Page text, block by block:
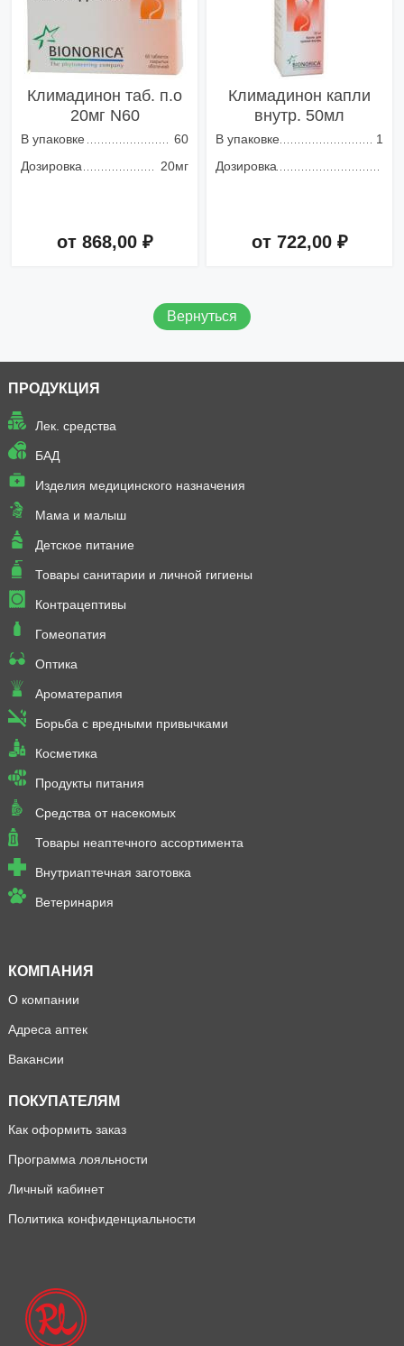
Климадинон таб. п.о
20мг N60
В упаковке
60
Дозировка
20мг
от 868,00 ₽
Климадинон капли
внутр. 50мл
В упаковке
1
Дозировка
от 722,00 ₽
Вернуться
ПРОДУКЦИЯ
Лек. средства
БАД
Изделия медицинского назначения
Мама и малыш
Детское питание
Товары санитарии и личной гигиены
Контрацептивы
Гомеопатия
Оптика
Ароматерапия
Борьба с вредными привычками
Косметика
Продукты питания
Средства от насекомых
Товары неаптечного ассортимента
Внутриаптечная заготовка
Ветеринария
КОМПАНИЯ
О компании
Адреса аптек
Вакансии
ПОКУПАТЕЛЯМ
Как оформить заказ
Программа лояльности
Личный кабинет
Политика конфиденциальности